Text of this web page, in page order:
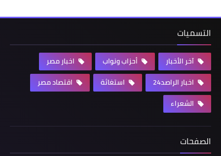
التسميات
آخر الأخبار أحزاب ونواب
اخبار مصر
اخبار الراصد24
استغاثة
اقتصاد مصر
الشعراء
الصفحات